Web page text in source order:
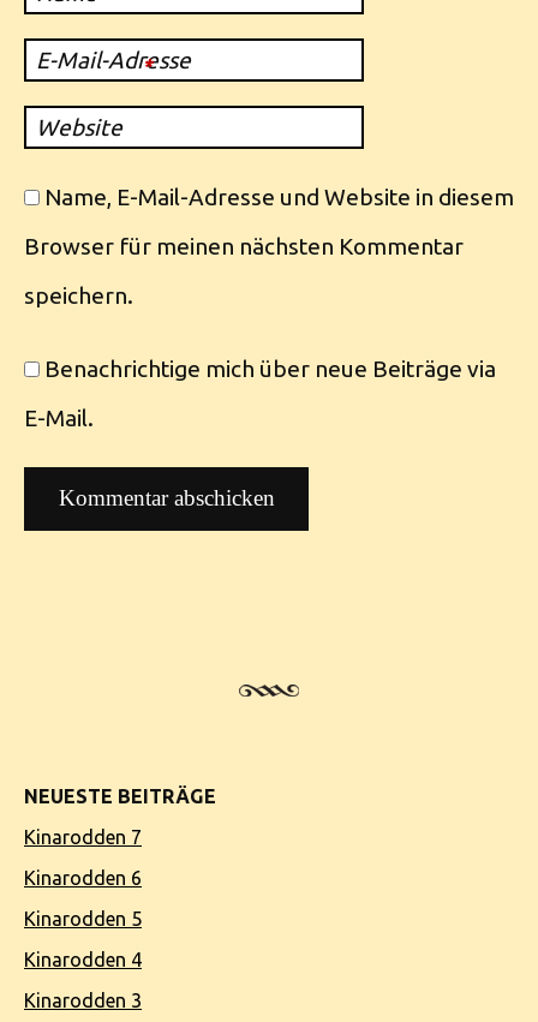
E-Mail-Adresse
*
Website
Name, E-Mail-Adresse und Website in diesem
Browser für meinen nächsten Kommentar
speichern.
Benachrichtige mich über neue Beiträge via
E-Mail.
NEUESTE BEITRÄGE
Kinarodden 7
Kinarodden 6
Kinarodden 5
Kinarodden 4
Kinarodden 3